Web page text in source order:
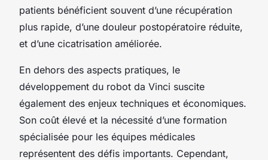
patients bénéficient souvent d’une récupération
plus rapide, d’une douleur postopératoire réduite,
et d’une cicatrisation améliorée.
En dehors des aspects pratiques, le
développement du robot da Vinci suscite
également des enjeux techniques et économiques.
Son coût élevé et la nécessité d’une formation
spécialisée pour les équipes médicales
représentent des défis importants. Cependant,